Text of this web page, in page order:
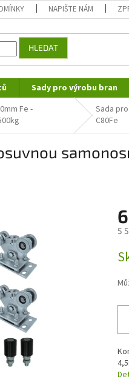
NAPIŠTE NÁM
HLEDAT
Sady pro výrobu bran
Fe -
Sada
C80Fe
5